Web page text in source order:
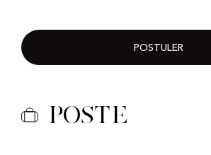
POSTULER
Poste